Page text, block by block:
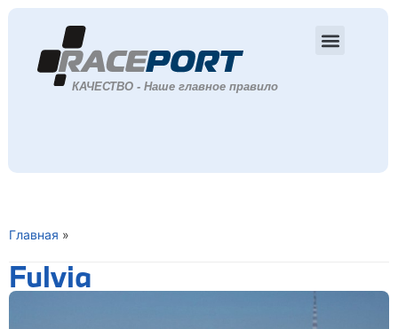
Главная »
Fulvia